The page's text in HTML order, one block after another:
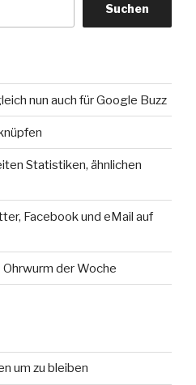
Suchen
nun auch für Google Buzz
Statistiken, ähnlichen
Facebook und eMail auf
Ohrwurm der Woche
um zu bleiben